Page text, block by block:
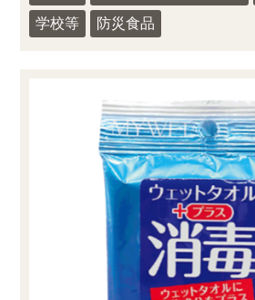
学校等 防災食品